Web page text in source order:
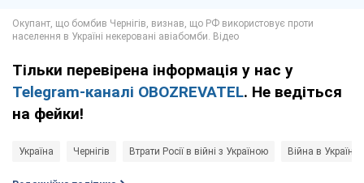
Тільки перевірена інформація у нас у
Telegram-каналі OBOZREVATEL. Не ведіться
на фейки!
Україна Чернігів Втрати Росії в війні з Україною Війна в Україні